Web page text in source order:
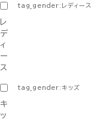
tag_gender:レディース
レ
デ
ィ
ー
ス
tag_gender:キッズ
キ
ッ